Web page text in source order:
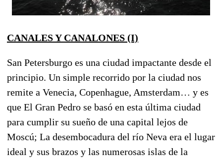
CANALES Y CANALONES (I)
San Petersburgo es una ciudad impactante desde el
principio. Un simple recorrido por la ciudad nos
remite a Venecia, Copenhague, Amsterdam… y es
que El Gran Pedro se basó en esta última ciudad
para cumplir su sueño de una capital lejos de
Moscú; La desembocadura del río Neva era el lugar
ideal y sus brazos y las numerosas islas de la